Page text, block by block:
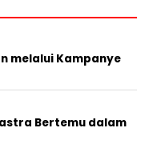
melalui Kampanye
Bertemu dalam